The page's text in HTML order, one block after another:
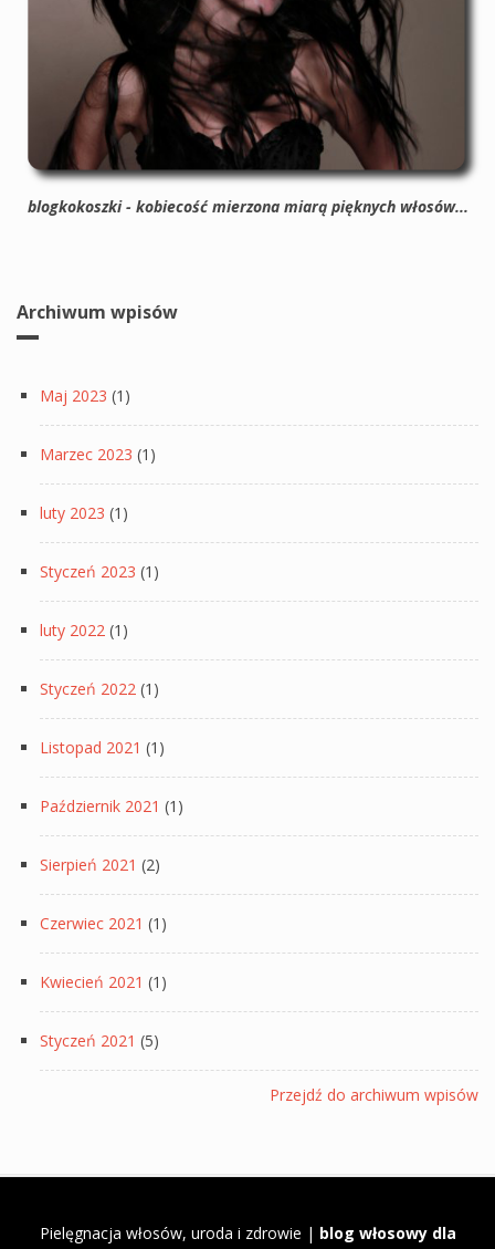
blogkokoszki - kobiecość mierzona miarą pięknych włosów...
Archiwum wpisów
Maj 2023 (1)
Marzec 2023 (1)
luty 2023 (1)
Styczeń 2023 (1)
luty 2022 (1)
Styczeń 2022 (1)
Listopad 2021 (1)
Październik 2021 (1)
Sierpień 2021 (2)
Czerwiec 2021 (1)
Kwiecień 2021 (1)
Styczeń 2021 (5)
Przejdź do archiwum wpisów
Pielęgnacja włosów, uroda i zdrowie | blog włosowy dla